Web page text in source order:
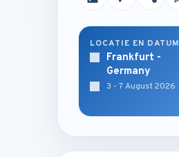
LOCATIE EN DATUM
Frankfurt -
Germany
3 - 7 August 2026